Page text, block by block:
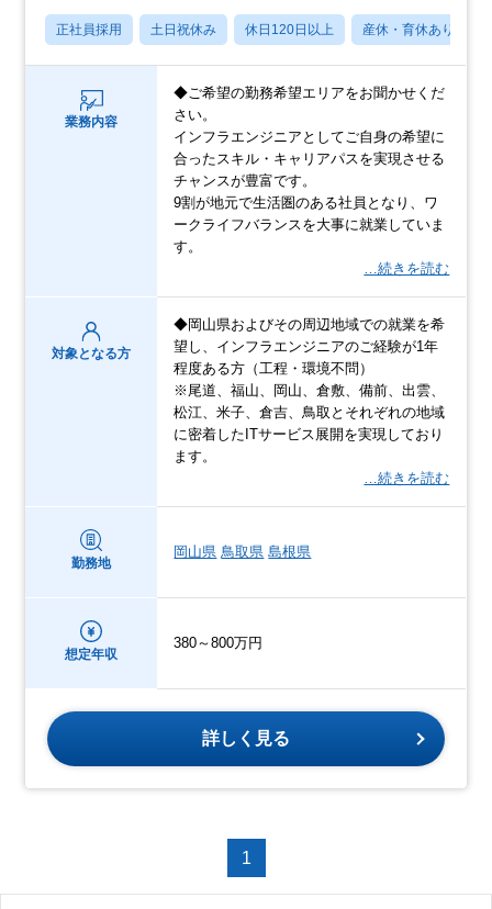
正社員採用 土日祝休み 休日120日以上 産休・育休あり
業務内容
◆ご希望の勤務希望エリアをお聞かせくだ
さい。
インフラエンジニアとしてご自身の希望に
合ったスキル・キャリアパスを実現させる
チャンスが豊富です。
9割が地元で生活圏のある社員となり、ワ
ークライフバランスを大事に就業していま
す。
…続きを読む
対象となる方
◆岡山県およびその周辺地域での就業を希
望し、インフラエンジニアのご経験が1年
程度ある方（工程・環境不問）
※尾道、福山、岡山、倉敷、備前、出雲、
松江、米子、倉吉、鳥取とそれぞれの地域
に密着したITサービス展開を実現しており
ます。
…続きを読む
勤務地
岡山県 鳥取県 島根県
想定年収
380～800万円
詳しく見る
1